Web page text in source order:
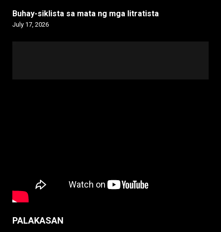
Buhay-siklista sa mata ng mga litratista
July 17, 2026
PALAKASAN